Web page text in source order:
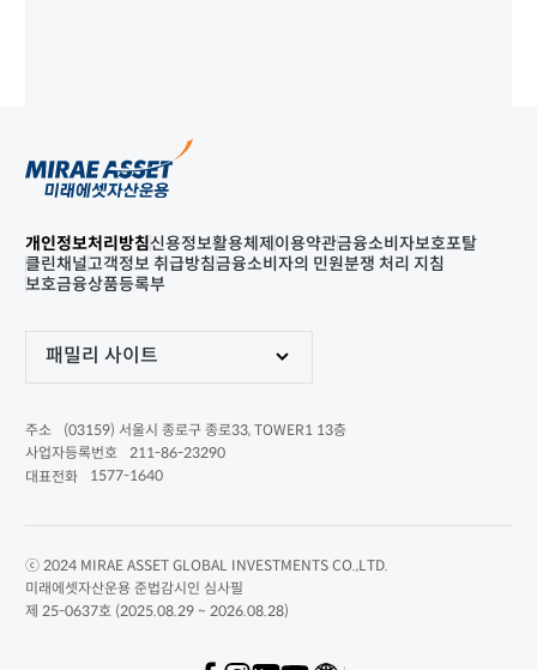
개인정보처리방침신용정보활용체제 이용약관금융소비자보호포탈
클린채널고객정보 취급방침금융소비자의 민원분쟁 처리 지침
보호금융상품등록부
패밀리 사이트
주소
(03159) 서울시 종로구 종로33, TOWER1 13층
사업자등록번호
211-86-23290
대표전화
1577-1640
ⓒ 2024 MIRAE ASSET GLOBAL INVESTMENTS CO.,LTD.
미래에셋자산운용 준법감시인 심사필
제 25-0637호 (2025.08.29 ~ 2026.08.28)